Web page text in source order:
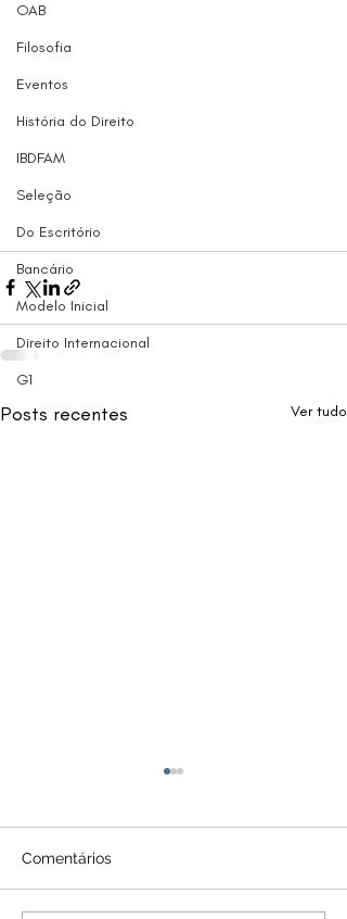
OAB
Filosofia
Eventos
História do Direito
IBDFAM
Seleção
Do Escritório
Bancário
Modelo Inicial
Direito Internacional
G1
Posts recentes Ver tudo
Comentários